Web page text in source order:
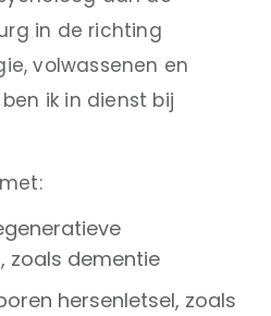
in de richting
volwassenen en
ben ik in dienst bij
zoals dementie
hersenletsel, zoals